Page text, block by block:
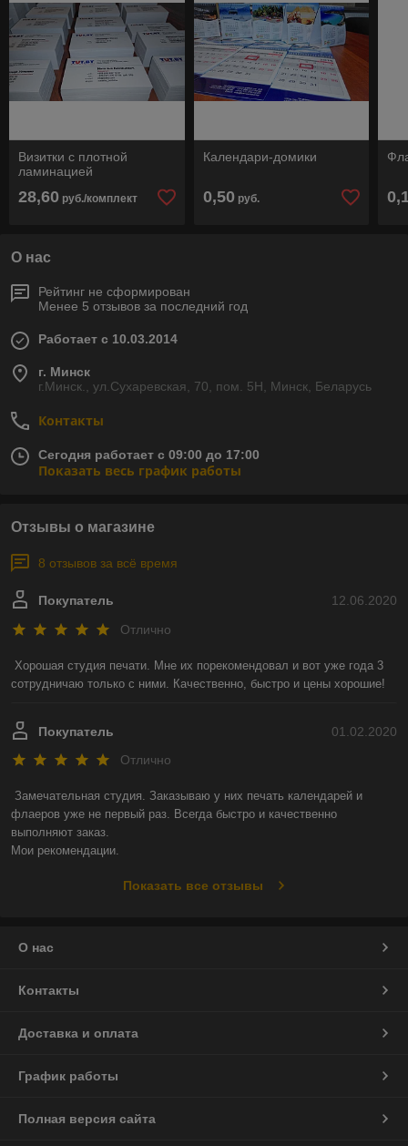
Визитки с плотной
ламинацией
28,60 руб./комплект
Календари-домики
0,50 руб.
О нас
Рейтинг не сформирован
Менее 5 отзывов за последний год
Работает с 10.03.2014
г. Минск
г.Минск., ул.Сухаревская, 70, пом. 5Н, Минск, Беларусь
Контакты
Сегодня работает с 09:00 до 17:00
Показать весь график работы
Отзывы о магазине
8 отзывов за всё время
12.06.2020
Покупатель
Отлично
Хорошая студия печати. Мне их порекомендовал и вот уже года 3
сотрудничаю только с ними. Качественно, быстро и цены хорошие!
01.02.2020
Покупатель
Отлично
Замечательная студия. Заказываю у них печать календарей и
флаеров уже не первый раз. Всегда быстро и качественно
выполняют заказ.
Мои рекомендации.
Показать все отзывы
О нас
Контакты
Доставка и оплата
График работы
Полная версия сайта